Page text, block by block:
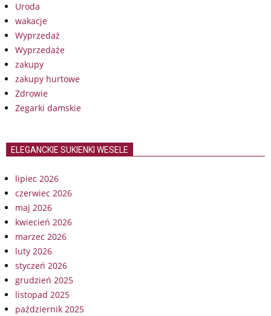
Uroda
wakacje
Wyprzedaż
Wyprzedaże
zakupy
zakupy hurtowe
Zdrowie
Zegarki damskie
ELEGANCKIE SUKIENKI WESELE
lipiec 2026
czerwiec 2026
maj 2026
kwiecień 2026
marzec 2026
luty 2026
styczeń 2026
grudzień 2025
listopad 2025
październik 2025